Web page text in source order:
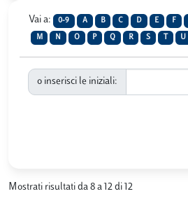
Vai a: 0-9 A B C D E F
M N O P Q R S U
o inserisci le iniziali:
Mostrati risultati da 8 a 12 di 12